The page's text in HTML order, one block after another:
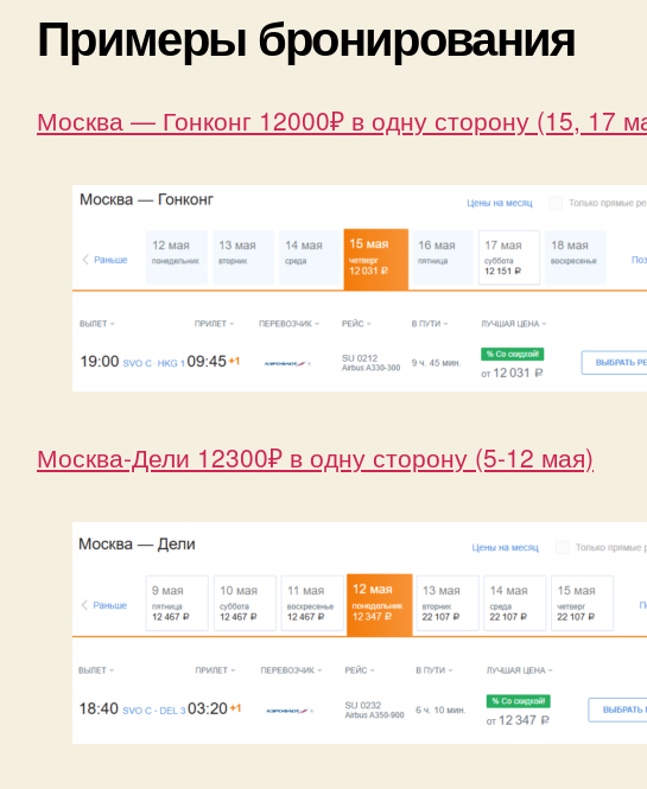
Примеры бронирования
Москва — Гонконг 12000₽ в одну сторону (15, 17
Москва-Дели 12300₽ в одну сторону (5-12 мая)